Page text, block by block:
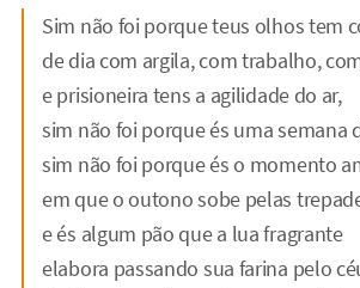
Sim não foi porque teus olhos tem
de dia com argila, com trabalho,
e prisioneira tens a agilidade do ar,
sim não foi porque és uma semana
sim não foi porque és o momento
em que o outono sobe pelas
e és algum pão que a lua fragrante
elabora passando sua farina pelo